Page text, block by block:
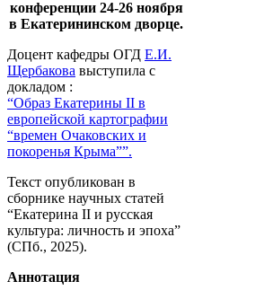
конференции 24-26 ноября
в Екатерининском дворце.
Доцент кафедры ОГД Е.И.
Щербакова выступила с
докладом :
“Образ Екатерины II в
европейской картографии
“времен Очаковских и
покоренья Крыма””.
Текст опубликован в
сборнике научных статей
“Екатерина II и русская
культура: личность и эпоха”
(СПб., 2025).
Аннотация